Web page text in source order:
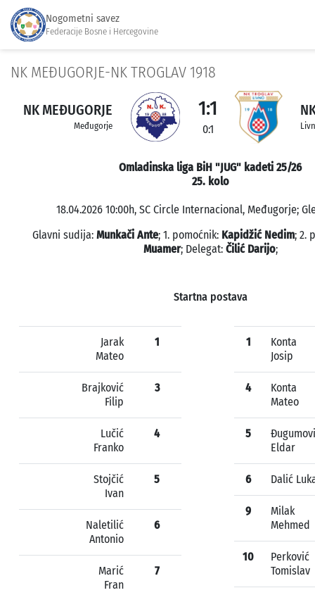
Nogometni savez
Federacije Bosne i Hercegovine
NK MEĐUGORJE-NK TROGLAV 1918
NK MEĐUGORJE
Međugorje
1:1
0:1
Omladinska liga BiH "JUG" kadeti 25/26
25. kolo
18.04.2026 10:00h, SC Circle Internacional, Međugorje;
Glavni sudija: Munkači Ante; 1. pomoćnik: Kapidžić Nedim; 2.
Muamer; Delegat: Čilić Darijo;
Startna postava
Jarak
Mateo
1
Brajković
Filip
3
Lučić
Franko
4
Stojčić
Ivan
5
Naletilić
Antonio
6
Marić
Fran
7
1
Konta
Josip
4
Konta
Mateo
5
Eldar
6 Dalić
9
Milak
Mehmed
10
Perković
Tomislav